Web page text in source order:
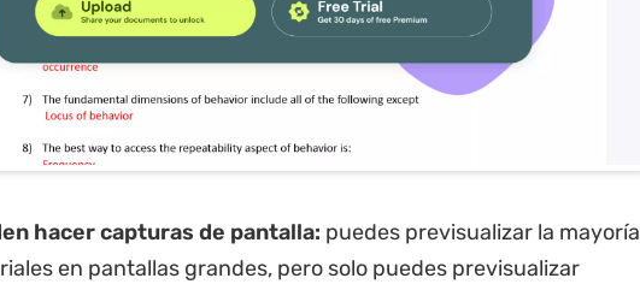
hacer capturas de pantalla: puedes previsualizar la mayoría
en pantallas grandes, pero solo puedes previsualizar